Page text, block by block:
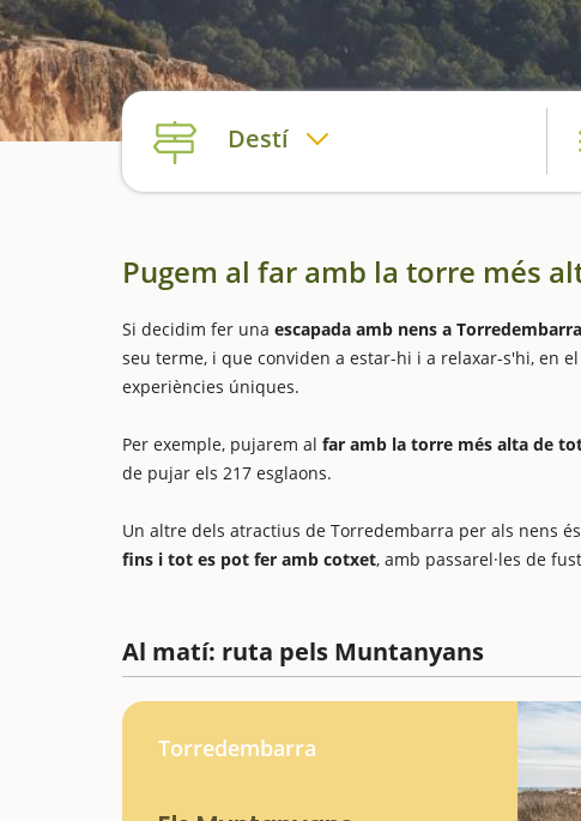
Destí
Pugem al far amb la torre més
Si decidim fer una escapada amb nens a Torredembarra
seu terme, i que conviden a estar-hi i a relaxar-s'hi, en
experiències úniques.
Per exemple, pujarem al far amb la torre més alta de
de pujar els 217 esglaons.
Un altre dels atractius de Torredembarra per als nens
fins i tot es pot fer amb cotxet, amb passarel·les de
Al matí: ruta pels Muntanyans
Torredembarra